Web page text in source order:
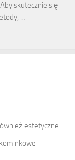
skutecznie się
…
estetyczne